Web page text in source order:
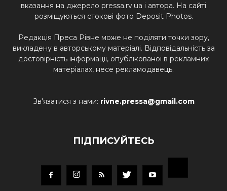
вказання на джерело pressa.rv.ua і автора. На сайті
розміщуються стокові фото Deposit Photos.
Редакція Преса Рівне може не поділяти точки зору,
викладену в авторському матеріалі. Відповідальність за
достовірність інформації, опублікованої в рекламних
матеріалах, несе рекламодавець.
Зв'язатися з нами: rivne.pressa@gmail.com
ПІДПИСУЙТЕСЬ